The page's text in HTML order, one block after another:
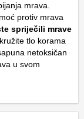
mrava.
protiv mrava
spriječili mrave
tlo korama
netoksičan
u svom